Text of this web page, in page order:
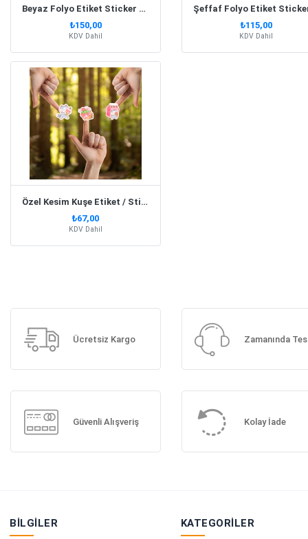
Beyaz Folyo Etiket Sticker Baskı
₺150,00
KDV Dahil
₺115,00
KDV Dahil
Özel Kesim Kuşe Etiket / Sticker
₺67,00
KDV Dahil
Ücretsiz Kargo Zamanında
Güvenli Alışveriş Kolay İade
BILGILER KATEGORILER